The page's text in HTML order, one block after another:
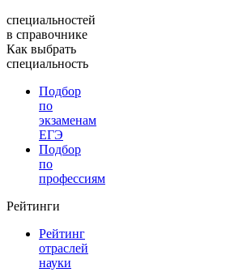
специальностей
в справочнике
Как выбрать
специальность
Подбор
по
экзаменам
ЕГЭ
Подбор
по
профессиям
Рейтинги
Рейтинг
отраслей
науки